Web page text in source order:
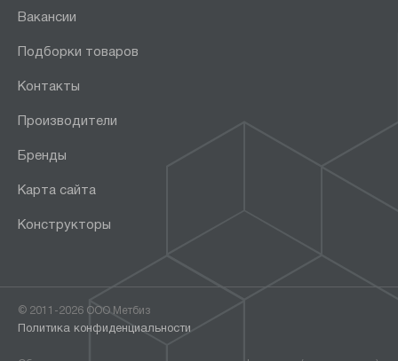
Вакансии
Подборки товаров
Контакты
Производители
Бренды
Карта сайта
Конструкторы
© 2011-2026 ООО Метбиз
Политика конфиденциальности